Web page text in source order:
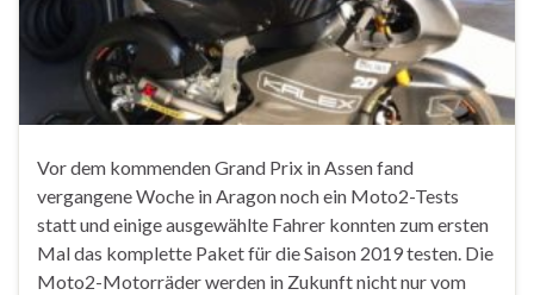
Vor dem kommenden Grand Prix in Assen fand
vergangene Woche in Aragon noch ein Moto2-Tests
statt und einige ausgewählte Fahrer konnten zum ersten
Mal das komplette Paket für die Saison 2019 testen. Die
Moto2-Motorräder werden in Zukunft nicht nur vom